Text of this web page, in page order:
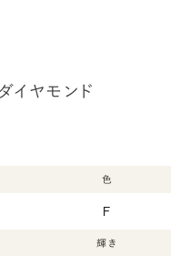
イヤモンド
色
F
輝き